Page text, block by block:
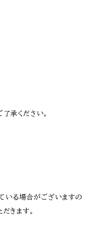
承ください。
いる場合がございますの
きます。